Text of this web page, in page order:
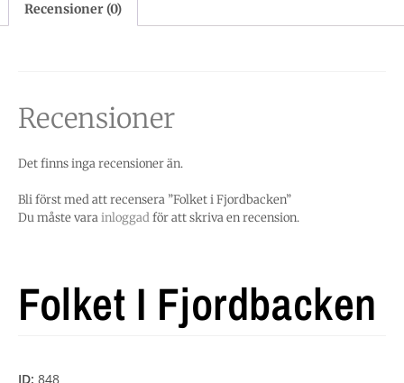
Recensioner (0)
Recensioner
Det finns inga recensioner än.
Bli först med att recensera ”Folket i Fjordbacken”
Du måste varainloggadför att skriva en recension.
Folket I Fjordbacken
ID: 848